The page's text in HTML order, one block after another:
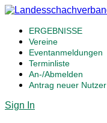
ERGEBNISSE
Vereine
Eventanmeldungen
Terminliste
An-/Abmelden
Antrag neuer Nutzer
Sign In